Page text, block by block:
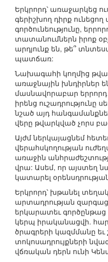
Երկրորդ՝ առաջարկեց
գերիշխող դիրք
գործունեությունը,
տատանումներն իրոք
արդյունք են, թե՞
պատճառ:
Նախագահի կողմից
առաջնային խնդիրներ
մասնավորաբար
իրենց ուշադրությունը
նշած այդ
վերը թվարկված չորս
Այժմ ներկայացնեմ
վերահսկողության
առաջին
վրա: Ասեմ, որ այստեղ
կատարել
Երկրորդ՝ խթանել
արտադրության
երկարատեւ գործընթաց
կերպ իրականացվի.
ծրագրերի կազմմանը եւ
տոկոսադրույքների
վճռական դերն ունի